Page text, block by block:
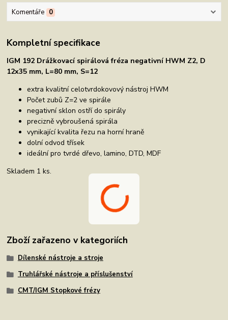
Komentáře 0
Kompletní specifikace
IGM 192 Drážkovací spirálová fréza negativní HWM Z2, D
12x35 mm, L=80 mm, S=12
extra kvalitní celotvrdokovový nástroj HWM
Počet zubů Z=2 ve spirále
negativní sklon ostří do spirály
precizně vybroušená spirála
vynikající kvalita řezu na horní hraně
dolní odvod třísek
ideální pro tvrdé dřevo, lamino, DTD, MDF
Skladem 1 ks.
Zboží zařazeno v kategoriích
Dílenské nástroje a stroje
Truhlářské nástroje a příslušenství
CMT/IGM Stopkové frézy